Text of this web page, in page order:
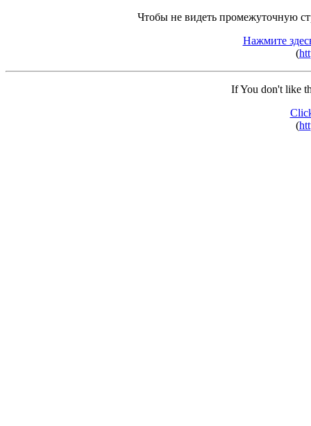
Чтобы не видеть промежуточную
Нажмите
(
If You don't like
(